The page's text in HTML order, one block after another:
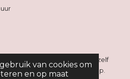
van cookies om
en op maat
afspraak. Je kunt deze online zelf
via e-mail of whatsapp.